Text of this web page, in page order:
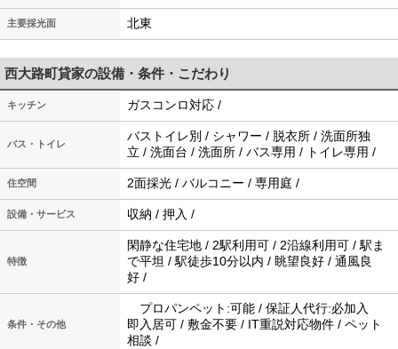
主要採光面 北東
西大路町貸家の設備・条件・こだわり
キッチン ガスコンロ対応 /
バス・トイレ
バストイレ別 / シャワー / 脱衣所 / 洗面所独
立 / 洗面台 / 洗面所 / バス専用 / トイレ専用 /
住空間 2面採光 / バルコニー / 専用庭 /
設備・サービス 収納 / 押入 /
特徴
閑静な住宅地 / 2駅利用可 / 2沿線利用可 / 駅ま
で平坦 / 駅徒歩10分以内 / 眺望良好 / 通風良
好 /
条件・その他
プロパンペット:可能 / 保証人代行:必加入
即入居可 / 敷金不要 / IT重説対応物件 / ペット
相談 /